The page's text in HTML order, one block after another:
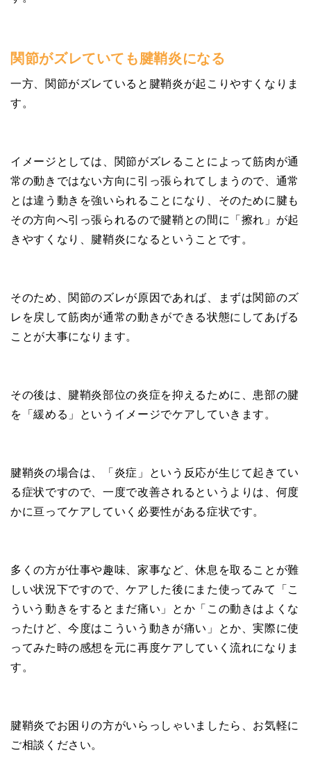
関節がズレていても腱鞘炎になる
一方、関節がズレていると腱鞘炎が起こりやすくなりま
す。
イメージとしては、関節がズレることによって筋肉が通
常の動きではない方向に引っ張られてしまうので、通常
とは違う動きを強いられることになり、そのために腱も
その方向へ引っ張られるので腱鞘との間に「擦れ」が起
きやすくなり、腱鞘炎になるということです。
そのため、関節のズレが原因であれば、まずは関節のズ
レを戻して筋肉が通常の動きができる状態にしてあげる
ことが大事になります。
その後は、腱鞘炎部位の炎症を抑えるために、患部の腱
を「緩める」というイメージでケアしていきます。
腱鞘炎の場合は、「炎症」という反応が生じて起きてい
る症状ですので、一度で改善されるというよりは、何度
かに亘ってケアしていく必要性がある症状です。
多くの方が仕事や趣味、家事など、休息を取ることが難
しい状況下ですので、ケアした後にまた使ってみて「こ
ういう動きをするとまだ痛い」とか「この動きはよくな
ったけど、今度はこういう動きが痛い」とか、実際に使
ってみた時の感想を元に再度ケアしていく流れになりま
す。
腱鞘炎でお困りの方がいらっしゃいましたら、お気軽に
ご相談ください。